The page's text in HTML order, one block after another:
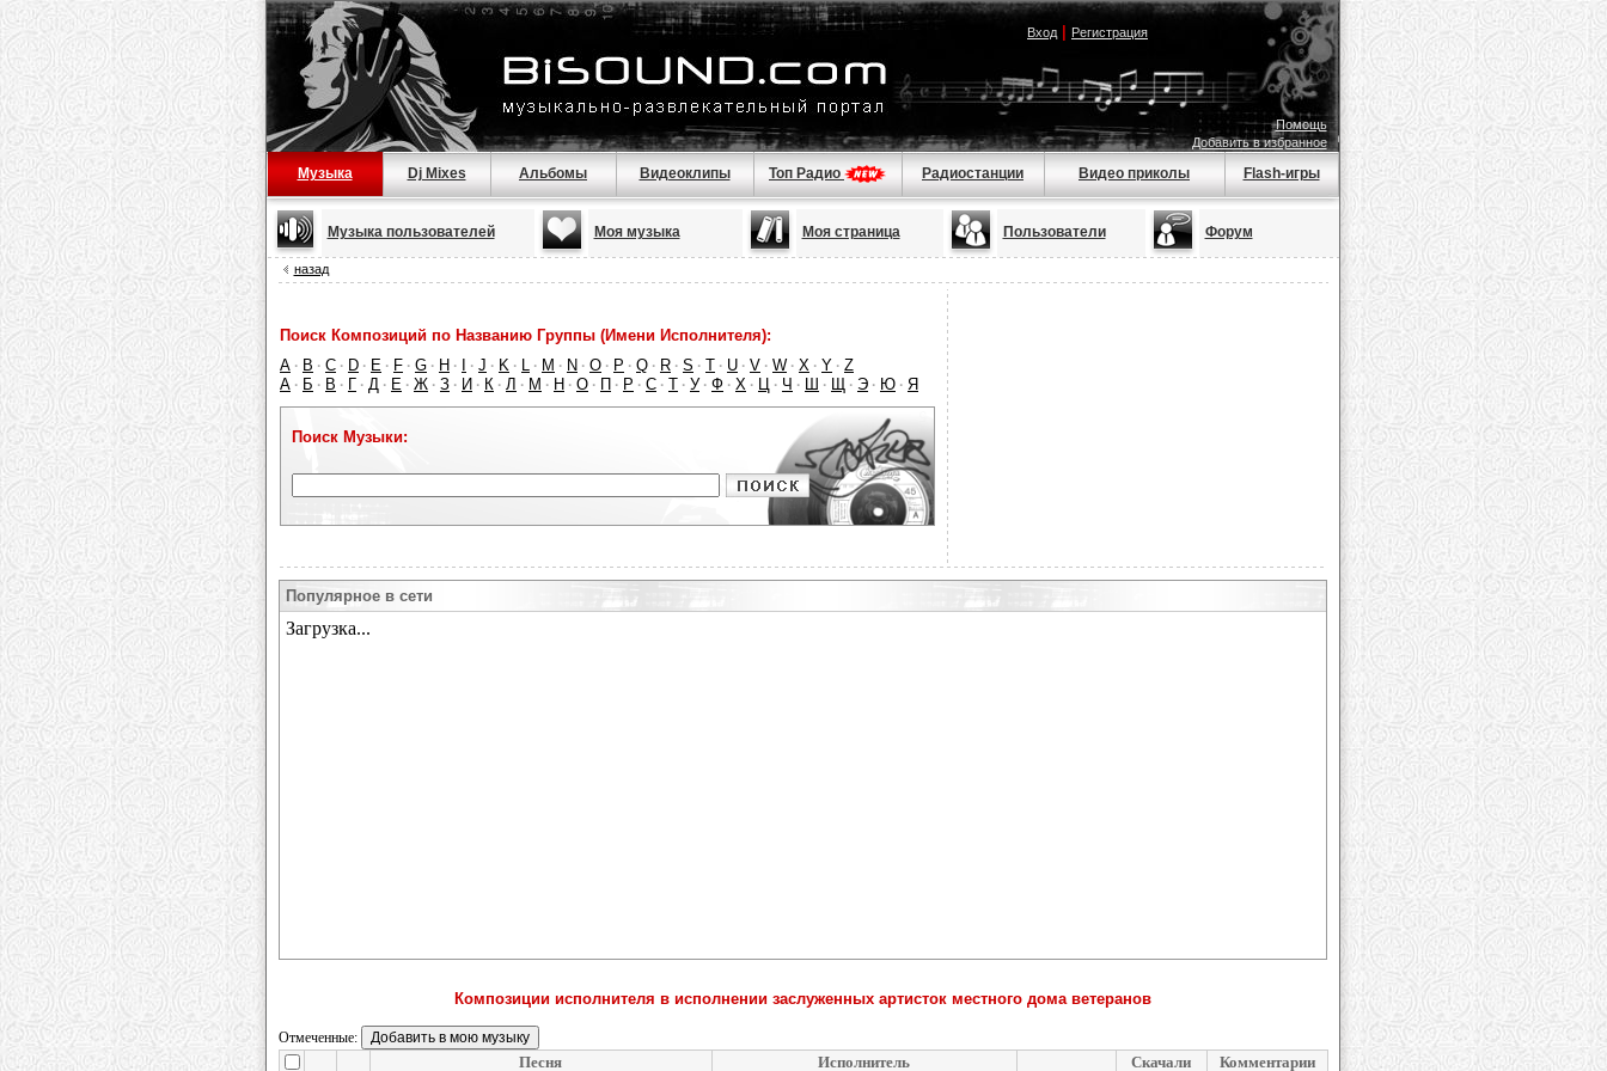
Вход| Регистрация
Помощь
Добавить в избранное
Музыка Dj Mixes Альбомы Видеоклипы Топ Радио Радиостанции Видео приколы Flash-игры
Музыка пользователей Моя музыка Моя страница Пользователи Форум
назад
Поиск Композиций по Названию Группы (Имени Исполнителя):
A · B · C · D · E · F · G · H · · J · K · L · M · N · O · P · Q · R · S · T · U · V · W · X · Y · Z
А · Б · В · Г · Д · Е · Ж · З · И · К · Л · М · Н · О · П · Р · С · Т · У · Ф · Х · Ц · Ч · Ш · Щ · Э · Ю · Я
Поиск Музыки:
Популярное в сети
Композиции исполнителя в исполнении заслуженных артисток местного дома ветеранов
Отмеченные:
Песня Исполнитель Скачали Комментарии